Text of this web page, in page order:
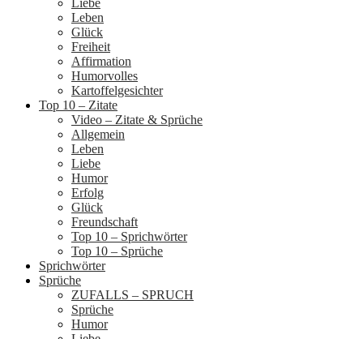
Leben
Glück
Freiheit
Affirmation
Humorvolles
Kartoffelgesichter
Top 10 – Zitate
Video – Zitate & Sprüche
Allgemein
Leben
Liebe
Humor
Erfolg
Glück
Freundschaft
Top 10 – Sprichwörter
Top 10 – Sprüche
Sprichwörter
Sprüche
ZUFALLS – SPRUCH
Sprüche
Humor